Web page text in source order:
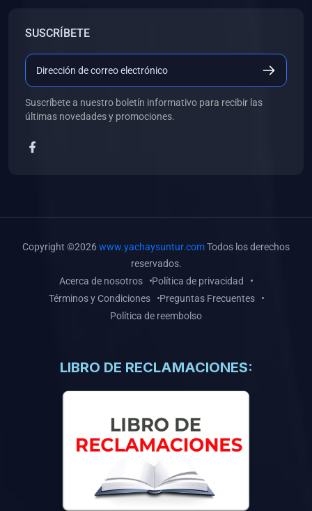
SUSCRÍBETE
Suscríbete a nuestro boletín informativo para recibir las
últimas novedades y promociones.
Copyright ©2026 www.yachaysuntur.comTodos los derechos
reservados.
Acerca de nosotros
Política de privacidad
Términos y Condiciones
Preguntas Frecuentes
Política de reembolso
LIBRO DE RECLAMACIONES: